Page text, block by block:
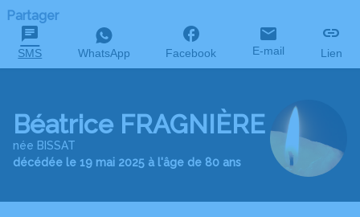
Partager
SMS WhatsApp Facebook E-mail Lien
Béatrice FRAGNIÈRE
née BISSAT
décédée le 19 mai 2025 à l'âge de 80 ans